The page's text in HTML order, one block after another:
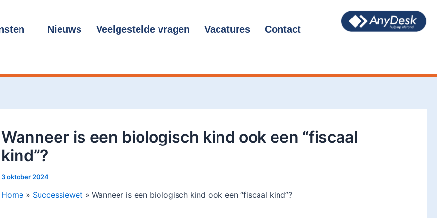
Nieuws Veelgestelde vragen Vacatures Contact
Wanneer is een biologisch kind ook een “fiscaal
kind”?
3 oktober 2024
Home Successiewet Wanneer is een biologisch kind ook een “fiscaal kind”?